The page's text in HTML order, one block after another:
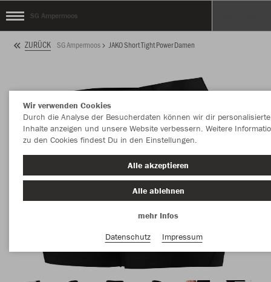
SG Ampermoos
ZURÜCK SG Ampermoos JAKO Short Tight Power Damen
Wir verwenden Cookies
Durch die Analyse der Besucherdaten können wir dir personalisierte
Inhalte anzeigen und unsere Website verbessern. Weitere
zu den Cookies findest Du in den Einstellungen.
Alle akzeptieren
Alle ablehnen
mehr Infos
Datenschutz
Impressum